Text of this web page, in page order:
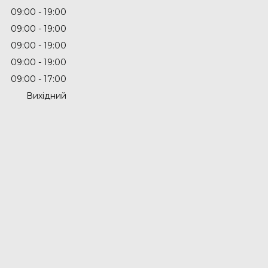
09:00
19:00
09:00
19:00
09:00
19:00
09:00
19:00
09:00
17:00
Вихідний